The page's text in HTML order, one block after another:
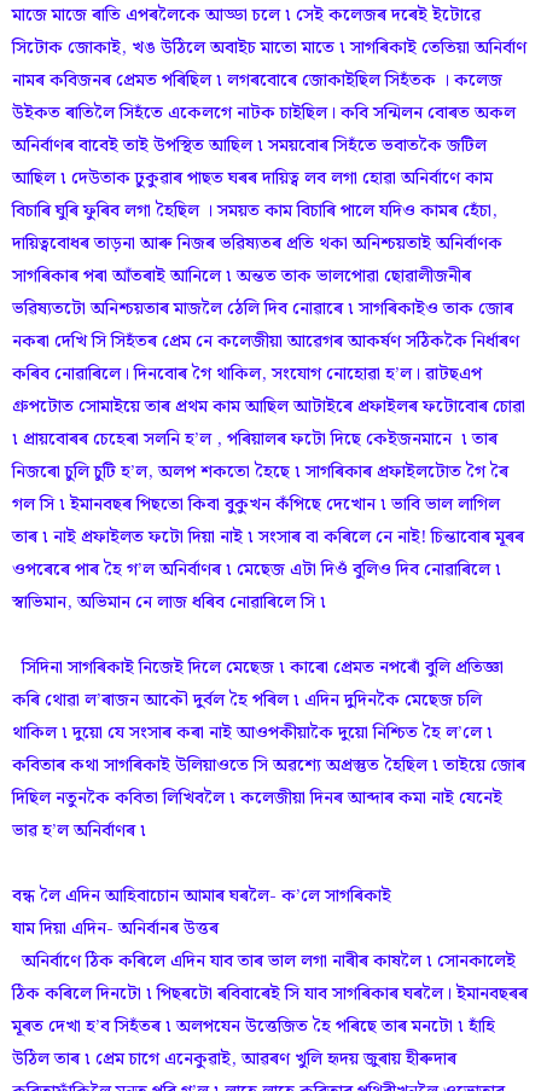
মাজে মাজে ৰাতি এপৰলৈকে আড্ডা চলে ৷ সেই কলেজৰ দৰেই ইটোৱে
সিটোক জোকাই, খঙ উঠিলে অবাইচ মাতো মাতে ৷ সাগৰিকাই তেতিয়া অনিৰ্বাণ
নামৰ কবিজনৰ প্ৰেমত পৰিছিল ৷ লগৰবোৰে জোকাইছিল সিহঁতক । কলেজ
উইকত ৰাতিলৈ সিহঁতে একেলগে নাটক চাইছিল। কবি সন্মিলন বোৰত অকল
অনিৰ্বাণৰ বাবেই তাই উপস্থিত আছিল ৷ সময়বোৰ সিহঁতে ভবাতকৈ জটিল
আছিল ৷ দেউতাক ঢুকুৱাৰ পাছত ঘৰৰ দায়িত্ব লব লগা হোৱা অনিৰ্বাণে কাম
বিচাৰি ঘুৰি ফুৰিব লগা হৈছিল । সময়ত কাম বিচাৰি পালে যদিও কামৰ হেঁচা,
দায়িত্ববোধৰ তাড়না আৰু নিজৰ ভৱিষ্যতৰ প্ৰতি থকা অনিশ্চয়তাই অনিৰ্বাণক
সাগৰিকাৰ পৰা আঁতৰাই আনিলে ৷ অন্তত তাক ভালপোৱা ছোৱালীজনীৰ
ভৱিষ্যতটো অনিশ্চয়তাৰ মাজলৈ ঠেলি দিব নোৱাৰে ৷ সাগৰিকাইও তাক জোৰ
নকৰা দেখি সি সিহঁতৰ প্ৰেম নে কলেজীয়া আৱেগৰ আকৰ্ষণ সঠিককৈ নিৰ্ধাৰণ
কৰিব নোৱাৰিলে। দিনবোৰ গৈ থাকিল, সংযোগ নোহোৱা হ’ল। ৱাটছএপ
গ্ৰুপটোত সোমাইয়ে তাৰ প্ৰথম কাম আছিল আটাইৰে প্ৰফাইলৰ ফটোবোৰ চোৱা
৷ প্ৰায়বোৰৰ চেহেৰা সলনি হ’ল , পৰিয়ালৰ ফটো দিছে কেইজনমানে ৷ তাৰ
নিজৰো চুলি চুটি হ’ল, অলপ শকতো হৈছে ৷ সাগৰিকাৰ প্ৰফাইলটোত গৈ ৰৈ
গল সি ৷ ইমানবছৰ পিছতো কিবা বুকুখন কঁপিছে দেখোন ৷ ভাবি ভাল লাগিল
তাৰ ৷ নাই প্ৰফাইলত ফটো দিয়া নাই ৷ সংসাৰ বা কৰিলে নে নাই! চিন্তাবোৰ মূৰৰ
ওপৰেৰে পাৰ হৈ গ’ল অনিৰ্বাণৰ ৷ মেছেজ এটা দিওঁ বুলিও দিব নোৱাৰিলে ৷
স্বাভিমান, অভিমান নে লাজ ধৰিব নোৱাৰিলে সি ৷
সিদিনা সাগৰিকাই নিজেই দিলে মেছেজ ৷ কাৰো প্ৰেমত নপৰোঁ বুলি প্ৰতিজ্ঞা
কৰি থোৱা ল’ৰাজন আকৌ দুৰ্বল হৈ পৰিল ৷ এদিন দুদিনকৈ মেছেজ চলি
থাকিল ৷ দুয়ো যে সংসাৰ কৰা নাই আওপকীয়াকৈ দুয়ো নিশ্চিত হৈ ল’লে ৷
কবিতাৰ কথা সাগৰিকাই উলিয়াওতে সি অৱশ্যে অপ্ৰস্তুত হৈছিল ৷ তাইয়ে জোৰ
দিছিল নতুনকৈ কবিতা লিখিবলৈ ৷ কলেজীয়া দিনৰ আব্দাৰ কমা নাই যেনেই
ভাৱ হ’ল অনিৰ্বাণৰ ৷
বন্ধ লৈ এদিন আহিবাচোন আমাৰ ঘৰলৈ- ক’লে সাগৰিকাই
যাম দিয়া এদিন- অনিৰ্বানৰ উত্তৰ
অনিৰ্বাণে ঠিক কৰিলে এদিন যাব তাৰ ভাল লগা নাৰীৰ কাষলৈ ৷ সোনকালেই
ঠিক কৰিলে দিনটো ৷ পিছৰটো ৰবিবাৰেই সি যাব সাগৰিকাৰ ঘৰলৈ। ইমানবছৰৰ
মূৰত দেখা হ’ব সিহঁতৰ ৷ অলপযেন উত্তেজিত হৈ পৰিছে তাৰ মনটো ৷ হাঁহি
উঠিল তাৰ ৷ প্ৰেম চাগে এনেকুৱাই, আৱৰণ খুলি হৃদয় জুৰায় হীৰুদাৰ